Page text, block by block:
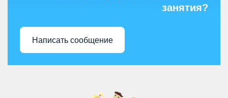
занятия?
Написать сообщение